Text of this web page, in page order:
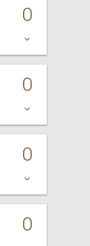
0
keyboard_arrow_down
0
keyboard_arrow_down
0
keyboard_arrow_down
0